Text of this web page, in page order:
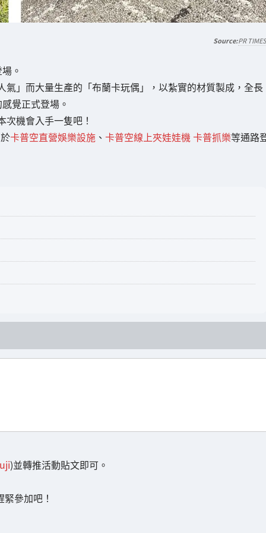
PR TIMES
。
」而大量生產的「布蘭卡玩偶」，以紮實的材質製成，全長
覺正式登場。
機會入手一隻吧！
卡普空直營娛樂設施、 卡普空線上夾娃娃機 卡普抓樂等通路
)並轉推活動貼文即可。
參加吧！